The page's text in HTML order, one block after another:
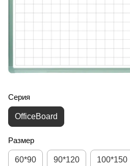
Серия
OfficeBoard
Размер
60*90 90*120 100*150